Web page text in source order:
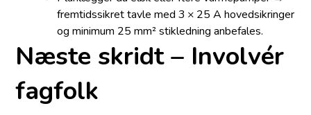
fremtidssikret tavle med 3 × 25 A hovedsikringer
og minimum 25 mm² stikledning anbefales.
Næste skridt – Involvér
fagfolk